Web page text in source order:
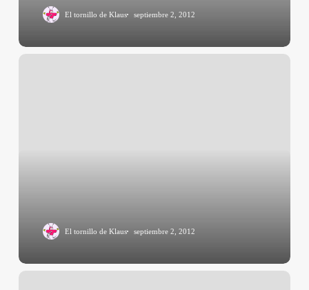
El tornillo de Klaus septiembre 2, 2012
El tornillo de Klaus septiembre 2, 2012